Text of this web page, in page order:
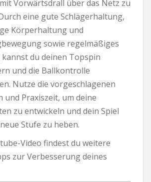
Vorwärtsdrall über das Netz zu
eine gute Schlägerhaltung,
Körperhaltung und
sowie regelmäßiges
du deinen Topspin
und die Ballkontrolle
Nutze die vorgeschlagenen
und Praxiszeit, um deine
zu entwickeln und dein Spiel
Stufe zu heben.
Video findest du weitere
zur Verbesserung deines